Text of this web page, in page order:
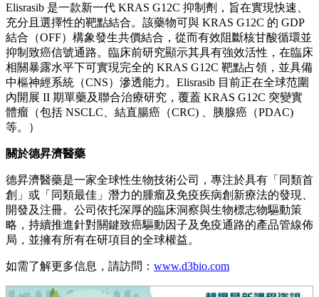
Elisrasib 是一款新一代 KRAS G12C 抑制劑，旨在實現快速、
充分且選擇性的靶點結合。該藥物可與 KRAS G12C 的 GDP
結合（OFF）構象發生共價結合，從而有效阻斷核甘酸循環並
抑制致癌信號通路。臨床前研究顯示其具有強效活性，在臨床
相關暴露水平下可實現完全的 KRAS G12C 靶點占領，並具備
中樞神經系統（CNS）滲透能力。Elisrasib 目前正在全球范圍
內開展 II 期單藥及聯合治療研究，覆蓋 KRAS G12C 突變實
體瘤（包括 NSCLC、結直腸癌（CRC) 、胰腺癌（PDAC)
等。）
關於德昇濟醫藥
德昇濟醫藥是一家全球性生物技術公司，專注於具有「同類首
創」或「同類最佳」潛力的腫瘤及免疫疾病創新療法的發現、
開發及注冊。公司依托深厚的臨床洞察與生物標志物驅動策
略，持續推進針對關鍵致癌驅動因子及免疫通路的產品管線佈
局，並擁有所有在研項目的全球權益。
如需了解更多信息，請訪問： www.d3bio.com